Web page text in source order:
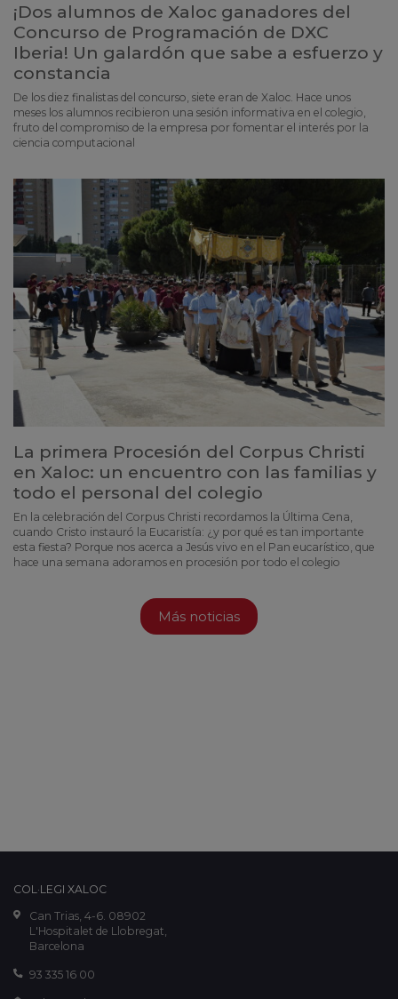
¡Dos alumnos de Xaloc ganadores del
Concurso de Programación de DXC
Iberia! Un galardón que sabe a esfuerzo y
constancia
De los diez finalistas del concurso, siete eran de Xaloc. Hace unos
meses los alumnos recibieron una sesión informativa en el colegio,
fruto del compromiso de la empresa por fomentar el interés por la
ciencia computacional
La primera Procesión del Corpus Christi
en Xaloc: un encuentro con las familias y
todo el personal del colegio
En la celebración del Corpus Christi recordamos la Última Cena,
cuando Cristo instauró la Eucaristía: ¿y por qué es tan importante
esta fiesta? Porque nos acerca a Jesús vivo en el Pan eucarístico, que
hace una semana adoramos en procesión por todo el colegio
Más noticias
COL·LEGI XALOC
Can Trias, 4-6. 08902
L'Hospitalet de Llobregat,
Barcelona
93 335 16 00